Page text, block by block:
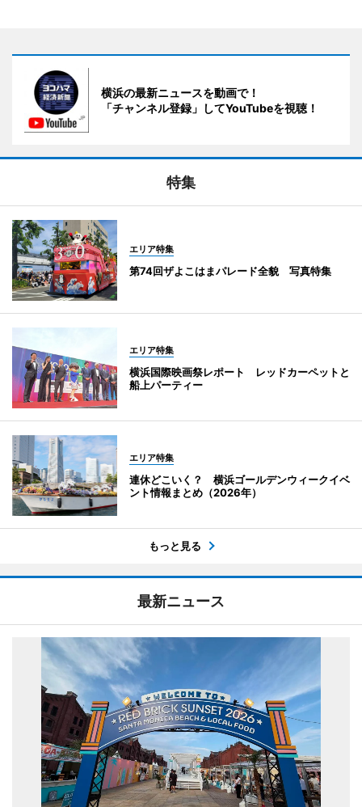
横浜の最新ニュースを動画で！
「チャンネル登録」してYouTubeを視聴！
特集
エリア特集
第74回ザよこはまパレード全貌 写真特集
エリア特集
横浜国際映画祭レポート レッドカーペットと
船上パーティー
エリア特集
連休どこいく？ 横浜ゴールデンウィークイベ
ント情報まとめ（2026年）
もっと見る
最新ニュース